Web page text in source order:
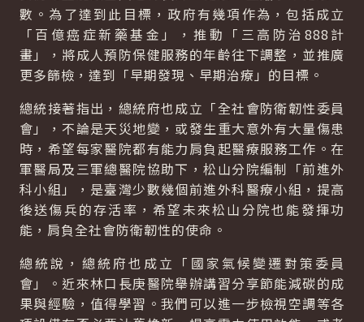
數。為了達到此目標，政府有幾項作為，包括成立
「百億癌症新藥基金」，推動「三高防治888計
畫」，將成人預防保健服務的年齡往下調整，並推廣
更多篩檢，達到「早期發現、早期治療」的目標。
總統接著指出，總統府也成立「全社會防衛韌性委員
會」，不論是天災地變，或發生重大意外有大量傷患
時，希望每家醫院都有能力肩負起醫療服務工作。在
軍醫局及三軍總醫院協助下，松山分院編制「前進外
科小組」，是臺灣少數幾個前進外科醫療小組，提高
後送傷兵的存活率，希望未來松山分院也能發揮功
能，肩負全社會防衛韌性的使命。
總統說，總統府也成立「國家氣候變遷對策委員
會」。近來林口長庚醫院舉辦講習分享節能減碳的成
果與經驗，值得學習。我們可以進一步檢視空調等各